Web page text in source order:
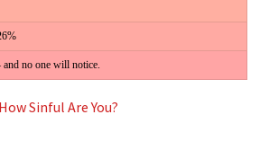
no one will notice.
How Sinful Are You?